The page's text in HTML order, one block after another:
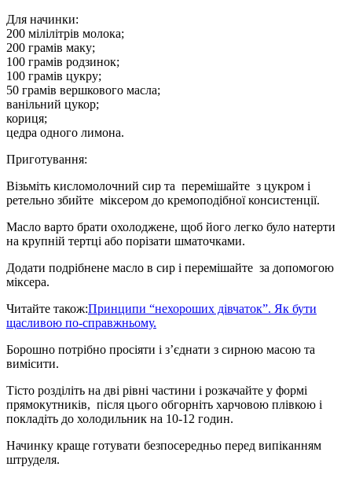
Для начинки:
200 мілілітрів молока;
200 грамів маку;
100 грамів родзинок;
100 грамів цукру;
50 грамів вершкового масла;
ванільний цукор;
кориця;
цедра одного лимона.
Приготування:
Візьміть кисломолочний сир та перемішайте з цукром і
ретельно збийте міксером до кремоподібної консистенції.
Масло варто брати охолоджене, щоб його легко було натерти
на крупній тертці або порізати шматочками.
Додати подрібнене масло в сир і перемішайте за допомогою
міксера.
Читайте також:Принципи “нехороших дівчаток”. Як бути
щасливою по-справжньому.
Борошно потрібно просіяти і з’єднати з сирною масою та
вимісити.
Тісто розділіть на дві рівні частини і розкачайте у формі
прямокутників, після цього обгорніть харчовою плівкою і
покладіть до холодильник на 10-12 годин.
Начинку краще готувати безпосередньо перед випіканням
штруделя.